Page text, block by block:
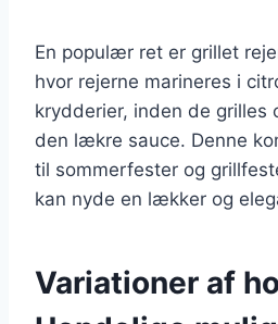
En populær ret er grillet
hvor rejerne marineres i
krydderier, inden de grilles
den lækre sauce. Denne
til sommerfester og
kan nyde en lækker og
Variationer af